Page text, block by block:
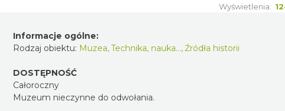
Wyświetlenia:
Informacje ogólne:
Rodzaj obiektu: Muzea,Technika, nauka…,Źródła historii
DOSTĘPNOŚĆ
Całoroczny
Muzeum nieczynne do odwołania.